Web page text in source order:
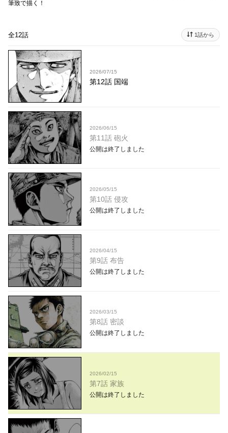
筆致で描く！
全12話 1話から
2026/07/15
第12話 国端
2026/06/15
第11話 砲火
公開は終了しました
2026/05/15
第10話 侵攻
公開は終了しました
2026/04/15
第9話 布告
公開は終了しました
2026/03/15
第8話 密談
公開は終了しました
2026/02/15
第7話 家族
公開は終了しました